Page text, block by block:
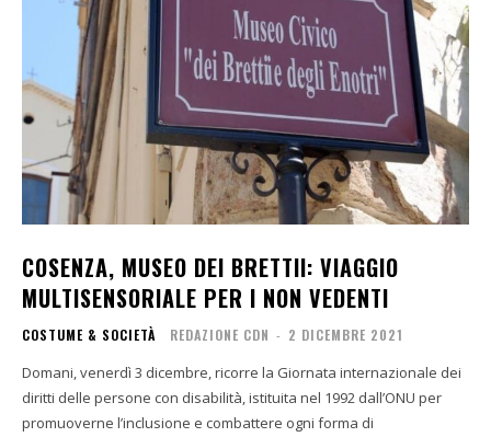
COSENZA, MUSEO DEI BRETTII: VIAGGIO
MULTISENSORIALE PER I NON VEDENTI
COSTUME & SOCIETÀ REDAZIONE CDN - 2 DICEMBRE 2021
Domani, venerdì 3 dicembre, ricorre la Giornata internazionale dei
diritti delle persone con disabilità, istituita nel 1992 dall’ONU per
promuoverne l’inclusione e combattere ogni forma di